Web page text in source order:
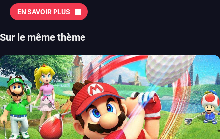
EN SAVOIR PLUS
Sur le même thème